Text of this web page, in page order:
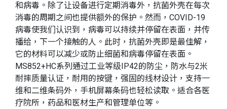
和病毒。除了让设备进行定期消毒外，抗菌外壳在每次
消毒的周期之间也提供额外的保护。然而，COVID-19
病毒使我们认识到，病毒可以持续并停留在表面，并传
播给，下一个接触的人。此时，抗菌外壳即是最佳解，
它的材料可以减少或防止细菌和病毒停留在表面。
MS852+HC系列通过工业等级IP42的防尘，防水与2米
耐摔质量认证，耐用的按键，强固的线材设计，支持一
维和二维条码外，手机屏幕条码也轻松读取。适合各医
疗院所，药品和医材生产和管理单位等。